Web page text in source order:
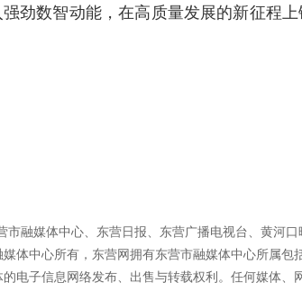
劲数智动能，在高质量发展的新征程
融媒体中心、东营日报、东营广播电视台、黄河
体中心所有，东营网拥有东营市融媒体中心所属包
电子信息网络发布、出售与转载权利。任何媒体